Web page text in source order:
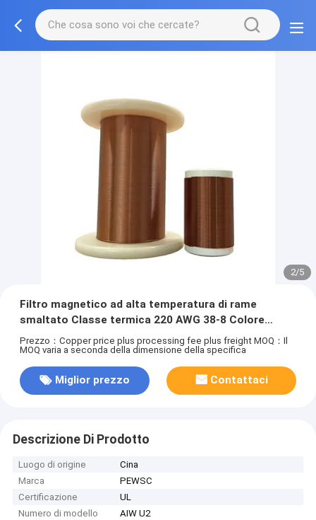
2/5
Filtro magnetico ad alta temperatura di rame
smaltato Classe termica 220 AWG 38-8 Colore
naturale
Prezzo：Copper price plus processing fee plus freight MOQ：Il
MOQ varia a seconda della dimensione della specifica
Miglior prezzo Contattaci
Descrizione Di Prodotto
Luogo di origine
Cina
Marca
PEWSC
Certificazione
UL
Numero di modello
AIW U2